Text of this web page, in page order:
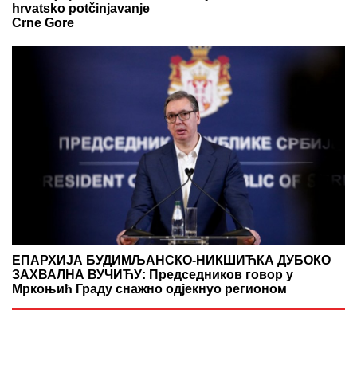
hrvatsko potčinjavanje
Crne Gore
ЕПАРХИЈА БУДИМЉАНСКО-НИКШИЋКА ДУБОКО
ЗАХВАЛНА ВУЧИЋУ: Председников говор у
Мркоњић Граду снажно одјекнуо регионом